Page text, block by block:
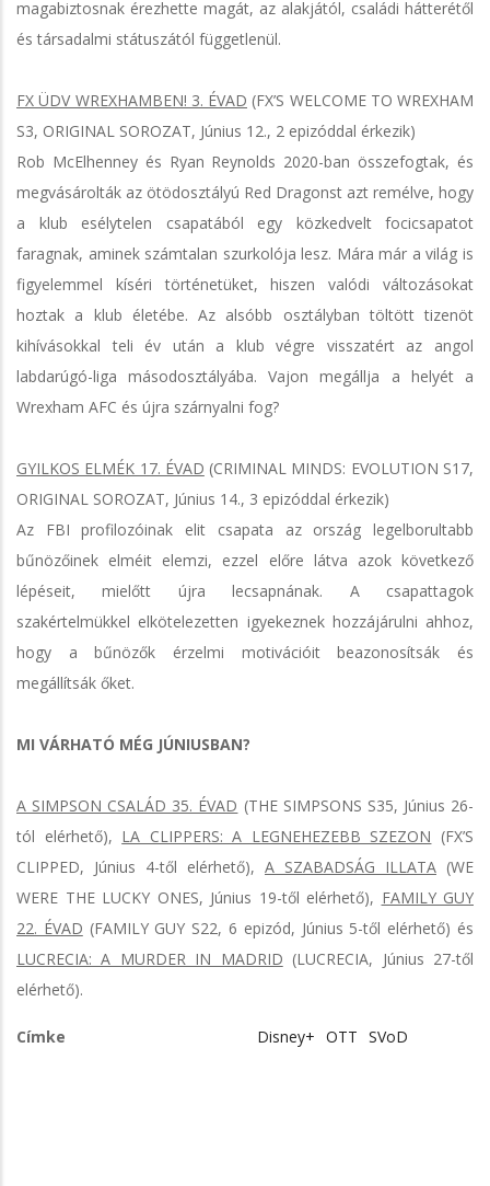
magabiztosnak érezhette magát, az alakjától, családi hátterétől
és társadalmi státuszától függetlenül.
FX ÜDV WREXHAMBEN! 3. ÉVAD (FX’S WELCOME TO WREXHAM
S3, ORIGINAL SOROZAT, Június 12., 2 epizóddal érkezik)
Rob McElhenney és Ryan Reynolds 2020-ban összefogtak, és
megvásárolták az ötödosztályú Red Dragonst azt remélve, hogy
a klub esélytelen csapatából egy közkedvelt focicsapatot
faragnak, aminek számtalan szurkolója lesz. Mára már a világ is
figyelemmel kíséri történetüket, hiszen valódi változásokat
hoztak a klub életébe. Az alsóbb osztályban töltött tizenöt
kihívásokkal teli év után a klub végre visszatért az angol
labdarúgó-liga másodosztályába. Vajon megállja a helyét a
Wrexham AFC és újra szárnyalni fog?
GYILKOS ELMÉK 17. ÉVAD (CRIMINAL MINDS: EVOLUTION S17,
ORIGINAL SOROZAT, Június 14., 3 epizóddal érkezik)
Az FBI profilozóinak elit csapata az ország legelborultabb
bűnözőinek elméit elemzi, ezzel előre látva azok következő
lépéseit, mielőtt újra lecsapnának. A csapattagok
szakértelmükkel elkötelezetten igyekeznek hozzájárulni ahhoz,
hogy a bűnözők érzelmi motivációit beazonosítsák és
megállítsák őket.
MI VÁRHATÓ MÉG JÚNIUSBAN?
A SIMPSON CSALÁD 35. ÉVAD (THE SIMPSONS S35, Június 26-
tól elérhető), LA CLIPPERS: A LEGNEHEZEBB SZEZON (FX’S
CLIPPED, Június 4-től elérhető), A SZABADSÁG ILLATA (WE
WERE THE LUCKY ONES, Június 19-től elérhető), FAMILY GUY
22. ÉVAD (FAMILY GUY S22, 6 epizód, Június 5-től elérhető) és
LUCRECIA: A MURDER IN MADRID (LUCRECIA, Június 27-től
elérhető).
Címke Disney+ OTT SVoD